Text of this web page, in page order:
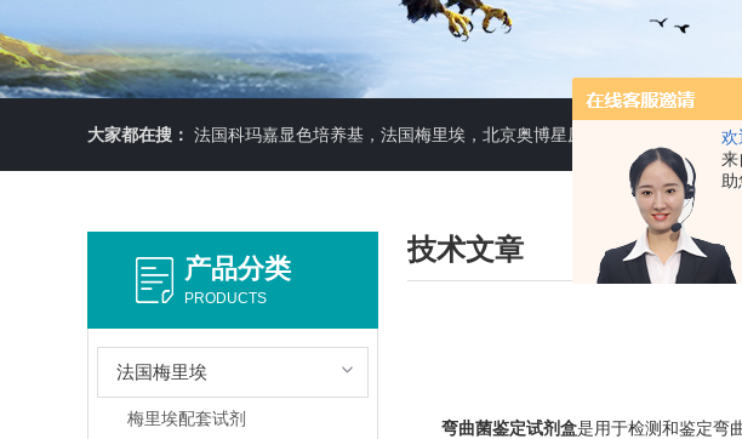
欢
来
助
大家都在搜： 法国科玛嘉显色培养基，法国梅里埃，北京奥博星原料培养基，英国OXOID，意大利利飞驰E-TEXT药敏纸条，COPAN运送培养基，即用性平板（血琼脂平板,Baird-Parker琼脂
产品分类
PRODUCTS
法国梅里埃
梅里埃配套试剂
技术文章
弯曲菌鉴定试剂盒是用于检测和鉴定弯